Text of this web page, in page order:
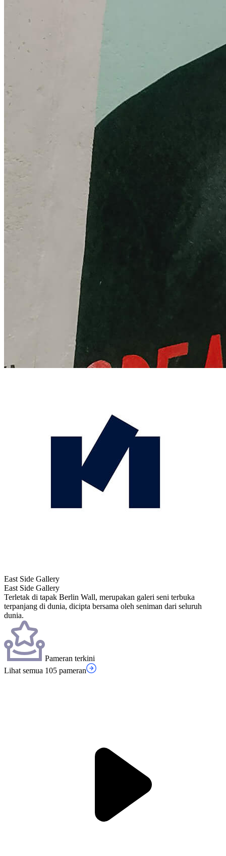
East Side Gallery
East Side Gallery
Terletak di tapak Berlin Wall, merupakan galeri seni terbuka
terpanjang di dunia, dicipta bersama oleh seniman dari seluruh
dunia.
Pameran terkini
Lihat semua 105 pameran